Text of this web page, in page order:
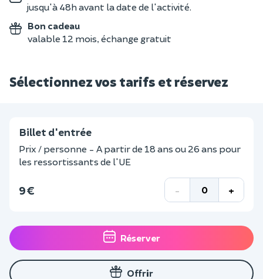
jusqu'à 48h avant la date de l'activité.
Bon cadeau
valable 12 mois, échange gratuit
Sélectionnez vos tarifs et réservez
Billet d'entrée
Prix / personne - A partir de 18 ans ou 26 ans pour
les ressortissants de l'UE
9 € - +
Réserver
Offrir